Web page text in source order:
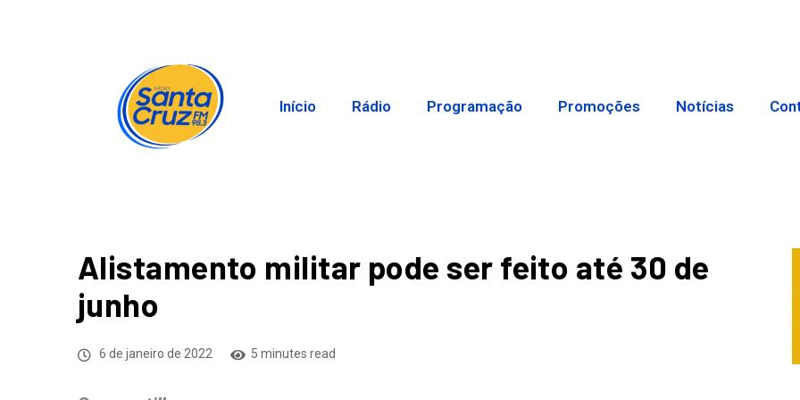
Início Rádio Programação Promoções Notícias
Alistamento militar pode ser feito até 30 de
junho
6 de janeiro de 2022 5 minutes read